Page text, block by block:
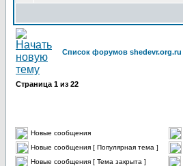
Список форумов shedevr.org.ru
Страница 1 из 22
Новые сообщения
Новые сообщения [ Популярная тема ]
Новые сообщения [ Тема закрыта ]